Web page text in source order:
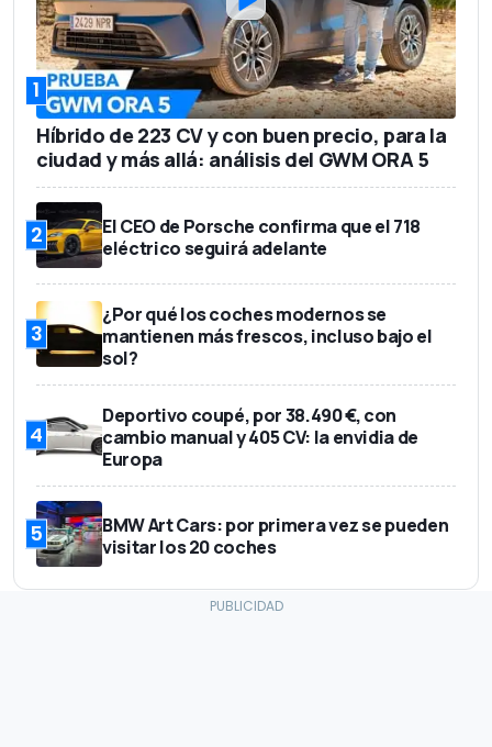
1
Híbrido de 223 CV y con buen precio, para la
ciudad y más allá: análisis del GWM ORA 5
2
El CEO de Porsche confirma que el 718
eléctrico seguirá adelante
3
¿Por qué los coches modernos se
mantienen más frescos, incluso bajo el
sol?
4
Deportivo coupé, por 38.490 €, con
cambio manual y 405 CV: la envidia de
Europa
5
BMW Art Cars: por primera vez se pueden
visitar los 20 coches